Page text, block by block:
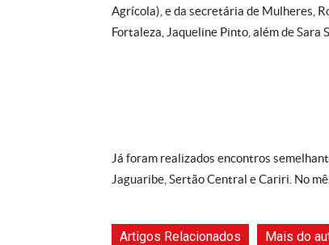
Agrícola), e da secretária de Mulheres,
Fortaleza, Jaqueline Pinto, além de Sara
Já foram realizados encontros
Jaguaribe, Sertão Central e Cariri. No
Artigos Relacionados Mais do